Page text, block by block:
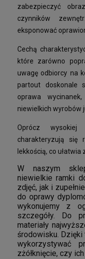
zabezpieczyć
czynników
eksponować
Cechą
które zarówno
uwagę odbiorcy na
partout doskonale
oprawa
niewielkich wyrobów
Oprócz
charakteryzują się
lekkością, co ułatwia
W naszym
niewielkie ramki
zdjęć, jak i
do oprawy
wykonujemy z
szczegóły. Do
materiały
środowisku.
wykorzystywać
zżółknięcie, czy